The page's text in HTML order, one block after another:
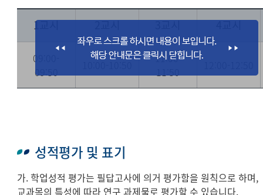
1교시 2교시 3교시 4교시
09:00-
09:50
11:00-
11:50
성적평가 및 표기
가. 학업성적 평가는 필답고사에 의거 평가함을 원칙으로 하며,
교과목의 특성에 따라 연구 과제물로 평가할 수 있습니다.